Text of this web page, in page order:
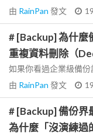
由 RainPan 發文
# [Backup] 為什麼
重複資料刪除（
如果你看過企業級備
由 RainPan 發文
# [Backup] 備份界
為什麼「沒演練過